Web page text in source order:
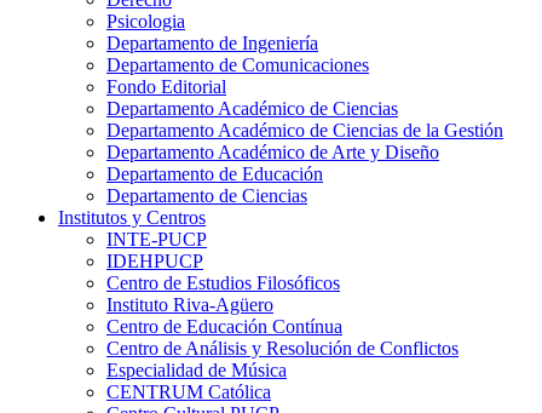
Psicologia
Departamento de Ingeniería
Departamento de Comunicaciones
Fondo Editorial
Departamento Académico de Ciencias
Departamento Académico de Ciencias de la Gestión
Departamento Académico de Arte y Diseño
Departamento de Educación
Departamento de Ciencias
Institutos y Centros
INTE-PUCP
IDEHPUCP
Centro de Estudios Filosóficos
Instituto Riva-Agüero
Centro de Educación Contínua
Centro de Análisis y Resolución de Conflictos
Especialidad de Música
CENTRUM Católica